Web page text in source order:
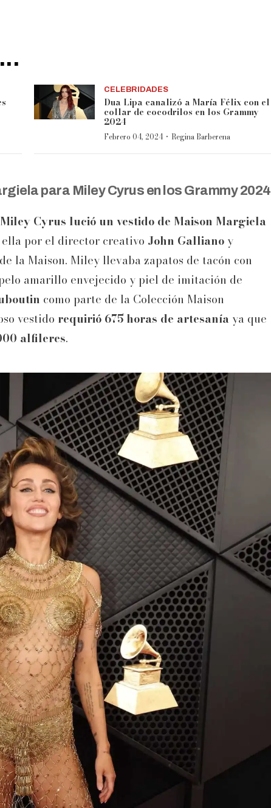
CELEBRIDADES
Dua Lipa canalizó a María Félix con el
collar de cocodrilos en los Grammy
2024
Febrero 04, 2024 · Regina Barberena
para Miley Cyrus en los Grammy 2024
Cyrus lució un vestido de Maison Margiela
por el director creativo John Galliano y
la Maison. Miley llevaba zapatos de tacón con
amarillo envejecido y piel de imitación de
como parte de la Colección Maison
vestido requirió 675 horas de artesanía ya que
alfileres.